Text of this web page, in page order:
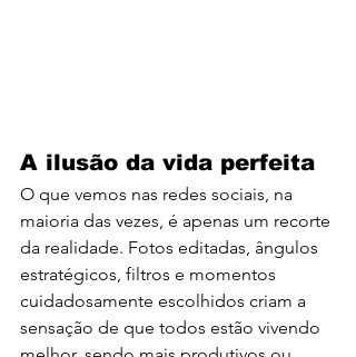
A ilusão da vida perfeita
O que vemos nas redes sociais, na
maioria das vezes, é apenas um recorte
da realidade. Fotos editadas, ângulos
estratégicos, filtros e momentos
cuidadosamente escolhidos criam a
sensação de que todos estão vivendo